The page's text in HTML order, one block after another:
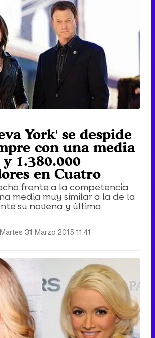
York' se despide
con una media
1.380.000
en Cuatro
frente a la competencia
media muy similar a la de la
su novena y última
Martes 31 Marzo 2015 11:41